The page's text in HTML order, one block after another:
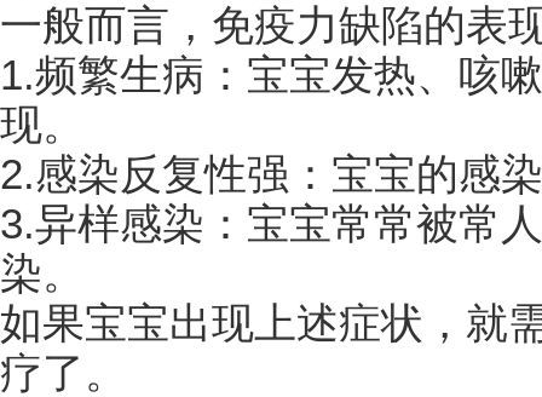
一般而言，免疫力缺陷的表
1.频繁生病：宝宝发热、咳
现。
2.感染反复性强：宝宝的感
3.异样感染：宝宝常常被常
染。
如果宝宝出现上述症状，就
疗了。